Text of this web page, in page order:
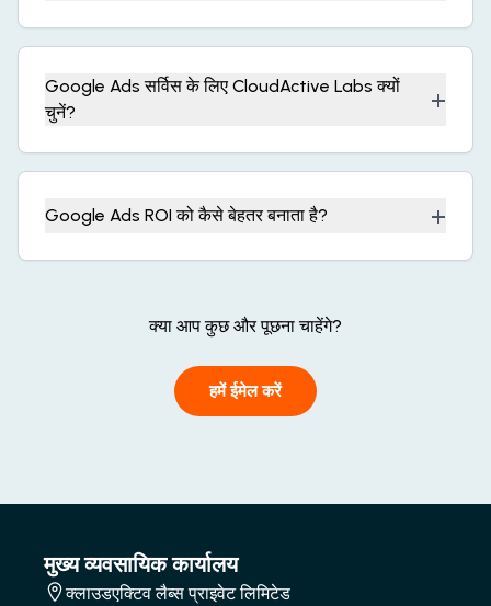
Google Ads सर्विस के लिए CloudActive Labs क्यों
चुनें?
+
Google Ads ROI को कैसे बेहतर बनाता है? +
क्या आप कुछ और पूछना चाहेंगे?
हमें ईमेल करें
मुख्य व्यवसायिक कार्यालय
क्लाउडएक्टिव लैब्स प्राइवेट लिमिटेड